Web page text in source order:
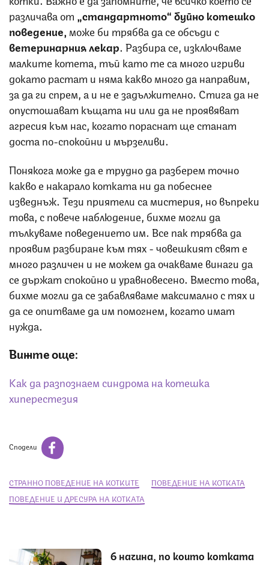
различава от „стандартното“ буйно котешко
поведение, може би трябва да се обсъди с
ветеринарния лекар. Разбира се, изключваме
малките котета, тъй като те са много игриви
докато растат и няма какво много да направим,
за да ги спрем, а и не е задължително. Стига да не
опустошават къщата ни или да не проявяват
агресия към нас, когато пораснат ще станат
доста по-спокойни и мързеливи.
Понякога може да е трудно да разберем точно
какво е накарало котката ни да побеснее
изведнъж. Тези приятели са мистерия, но въпреки
това, с повече наблюдение, бихме могли да
тълкуваме поведението им. Все пак трябва да
проявим разбиране към тях - човешкият свят е
много различен и не можем да очакваме винаги да
се държат спокойно и уравновесено. Вместо това,
бихме могли да се забавляваме максимално с тях и
да се опитваме да им помогнем, когато имат
нужда.
Вижте още:
Как да разпознаем синдрома на котешка
хиперестезия
Сподели
СТРАННО ПОВЕДЕНИЕ НА КОТКИТЕ
ПОВЕДЕНИЕ НА КОТКАТА
ПОВЕДЕНИЕ И ДРЕСУРА НА КОТКАТА
6 начина, по които котката